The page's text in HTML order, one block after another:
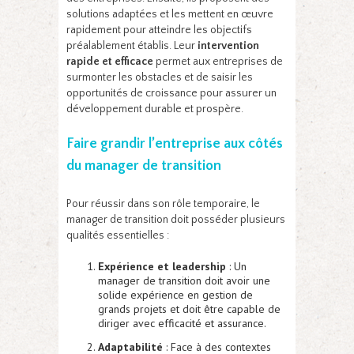
solutions adaptées et les mettent en œuvre
rapidement pour atteindre les objectifs
préalablement établis. Leur intervention
rapide et efficace permet aux entreprises de
surmonter les obstacles et de saisir les
opportunités de croissance pour assurer un
développement durable et prospère.
Faire grandir l’entreprise aux côtés
du manager de transition
Pour réussir dans son rôle temporaire, le
manager de transition doit posséder plusieurs
qualités essentielles :
Expérience et leadership : Un
manager de transition doit avoir une
solide expérience en gestion de
grands projets et doit être capable de
diriger avec efficacité et assurance.
Adaptabilité : Face à des contextes